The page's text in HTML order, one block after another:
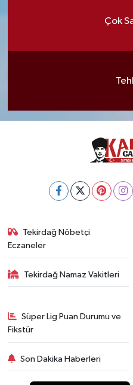
Çok
Tekirdağ Nöbetçi
Eczaneler
Tekirdağ Namaz Vakitleri
Süper Lig Puan Durumu ve
Fikstür
Son Dakika Haberleri